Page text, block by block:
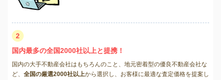
2
国内最多の全国2000社以上と提携！
国内の大手不動産会社はもちろんのこと、地元密着型の優良不動産会社な
ど、 全国の厳選2000社以上から選択し、お客様に最適な査定価格を提案し